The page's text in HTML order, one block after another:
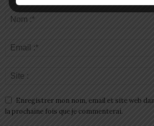
Enregistrer mon nom, email et site web
la prochaine fois que je commenterai.